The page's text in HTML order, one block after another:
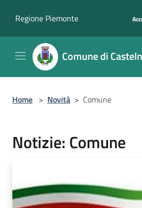
Regione Piemonte
Comune di
Home > Novità > Comune
Notizie: Comune